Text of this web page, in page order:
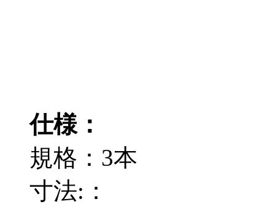
仕様：
規格：3本
寸法:：